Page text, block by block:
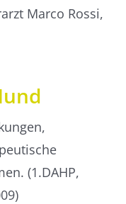
Marco Rossi,
(1.DAHP,